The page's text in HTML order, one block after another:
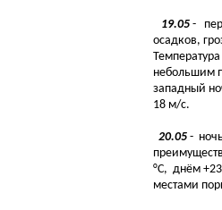
19.05 -
осадков,
небольшим
западный
18 м/с.
20.05 -
°C, днём
местами